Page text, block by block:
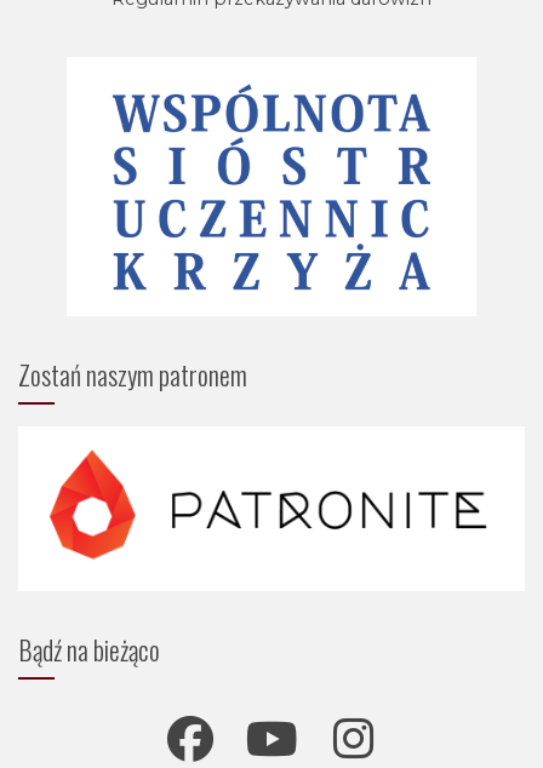
Zostań naszym patronem
Bądź na bieżąco